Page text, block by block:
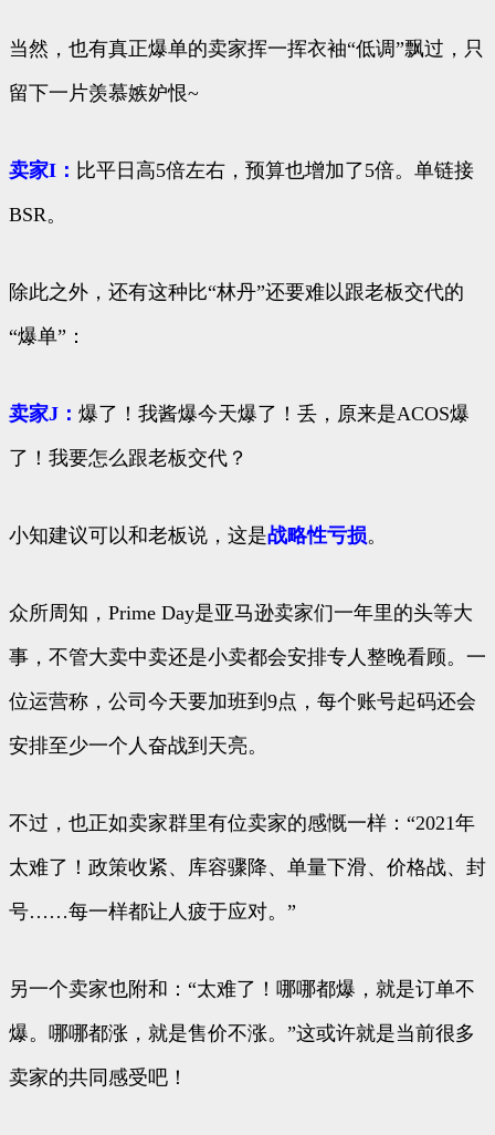
当然，也有真正爆单的卖家挥一挥衣袖“低调”飘过，只
留下一片羡慕嫉妒恨~
卖家I： 比平日高5倍左右，预算也增加了5倍。单链接
BSR。
除此之外，还有这种比“林丹”还要难以跟老板交代的
“爆单”：
卖家J： 爆了！我酱爆今天爆了！丢，原来是ACOS爆
了！我要怎么跟老板交代？
小知建议可以和老板说，这是战略性亏损。
众所周知，Prime Day是亚马逊卖家们一年里的头等大
事，不管大卖中卖还是小卖都会安排专人整晚看顾。一
位运营称，公司今天要加班到9点，每个账号起码还会
安排至少一个人奋战到天亮。
不过，也正如卖家群里有位卖家的感慨一样：“2021年
太难了！政策收紧、库容骤降、单量下滑、价格战、封
号……每一样都让人疲于应对。”
另一个卖家也附和：“太难了！哪哪都爆，就是订单不
爆。哪哪都涨，就是售价不涨。”这或许就是当前很多
卖家的共同感受吧！